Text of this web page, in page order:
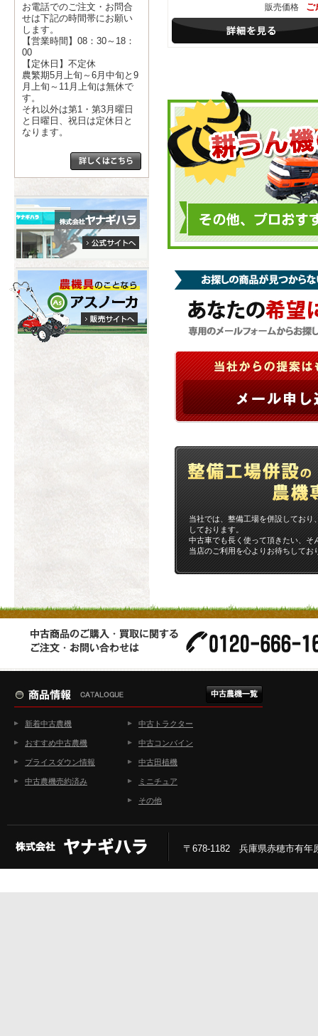
販売価格 ご
当社では、整備工場を併設してお
しております。
中古車でも長く使って頂きたい、そ
当店のご利用を心よりお待ちしてお
お電話でのご注文・お問合
せは下記の時間帯にお願い
します。
【営業時間】08：30～18：
00
【定休日】不定休
農繁期5月上旬～6月中旬と9
月上旬～11月上旬は無休で
す。
それ以外は第1・第3月曜日
と日曜日、祝日は定休日と
なります。
新着中古農機
おすすめ中古農機
プライスダウン情報
中古農機売約済み
中古トラクター
中古コンバイン
中古田植機
ミニチュア
その他
〒678-1182 兵庫県赤穂市有年